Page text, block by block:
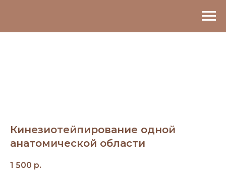
Кинезиотейпирование одной
анатомической области
1 500 р.